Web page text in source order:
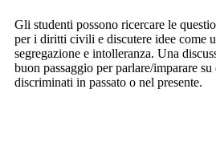
Gli studenti possono ricercare le
per i diritti civili e discutere idee come
segregazione e intolleranza. Una
buon passaggio per parlare/imparare
discriminati in passato o nel presente.